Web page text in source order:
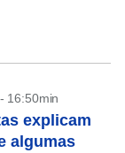
16:50min
explicam
algumas